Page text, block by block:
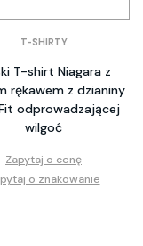
T-SHIRTY
T-shirt Niagara z
rękawem z dzianiny
odprowadzającej
wilgoć
Zapytaj o cenę
o znakowanie